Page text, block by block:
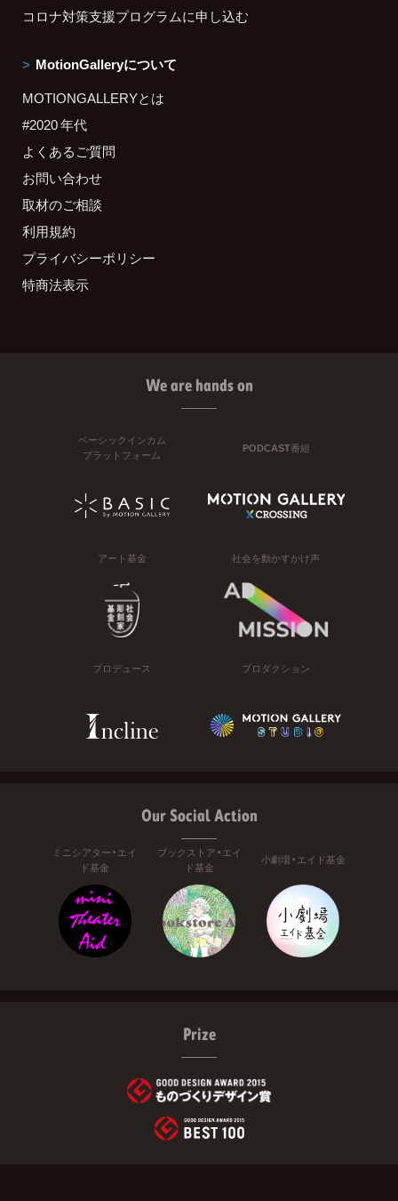
コロナ対策支援プログラムに申し込む
MotionGalleryについて
MOTIONGALLERYとは
#2020 年代
よくあるご質問
お問い合わせ
取材のご相談
利用規約
プライバシーポリシー
特商法表示
We are hands on
ベーシックインカム
プラットフォーム
PODCAST番組
アート基金 社会を動かすかけ声
プロデュース プロダクション
Our Social Action
ミニシアター・エイ
ド基金
ブックストア・エイ
ド基金
小劇場・エイド基金
Prize